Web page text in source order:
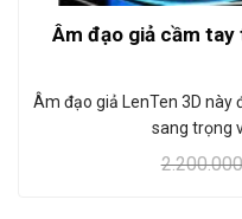
Âm đạo giả cầm tay
Âm đạo giả LenTen 3D này
sang trọng
2.200.000